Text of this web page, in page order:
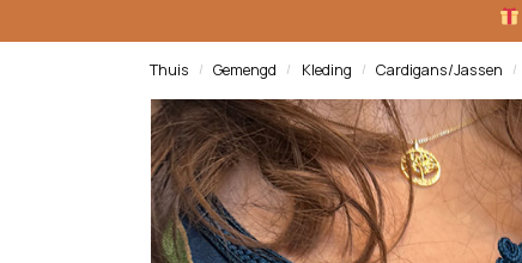
Thuis / Gemengd / Kleding / Cardigans/Jassen /